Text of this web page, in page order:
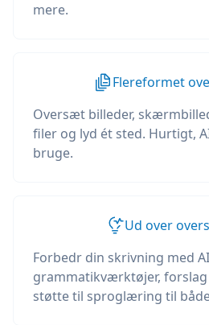
mere.
Flereformet
Oversæt billeder,
filer og lyd ét sted. Hurtigt,
bruge.
Ud over
Forbedr din skrivning med
grammatikværktøjer,
støtte til sproglæring til